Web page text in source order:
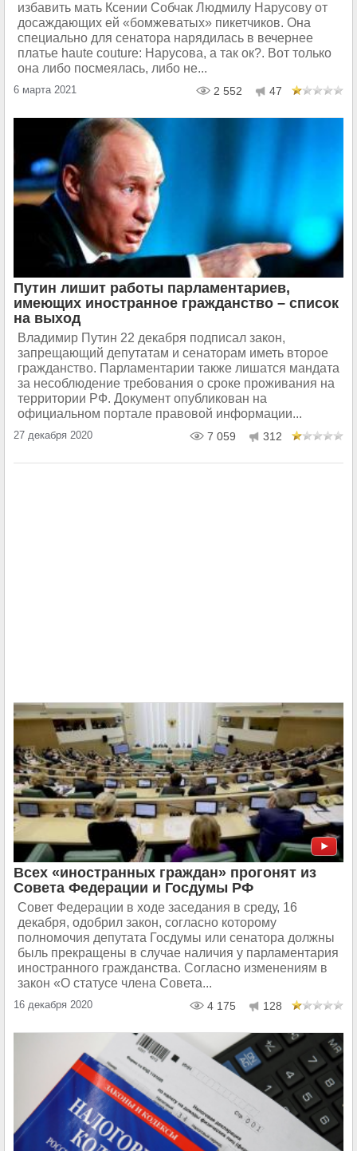
избавить мать Ксении Собчак Людмилу Нарусову от
досаждающих ей «бомжеватых» пикетчиков. Она
специально для сенатора нарядилась в вечернее
платье haute couture: Нарусова, а так ок?. Вот только
она либо посмеялась, либо не...
6 марта 2021 2 552 47
Путин лишит работы парламентариев,
имеющих иностранное гражданство – список
на выход
Владимир Путин 22 декабря подписал закон,
запрещающий депутатам и сенаторам иметь второе
гражданство. Парламентарии также лишатся мандата
за несоблюдение требования о сроке проживания на
территории РФ. Документ опубликован на
официальном портале правовой информации...
27 декабря 2020 7 059 312
Всех «иностранных граждан» прогонят из
Совета Федерации и Госдумы РФ
Совет Федерации в ходе заседания в среду, 16
декабря, одобрил закон, согласно которому
полномочия депутата Госдумы или сенатора должны
быль прекращены в случае наличия у парламентария
иностранного гражданства. Согласно изменениям в
закон «О статусе члена Совета...
16 декабря 2020 4 175 128